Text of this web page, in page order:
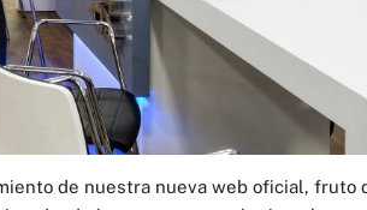
de nuestra nueva web oficial, fruto